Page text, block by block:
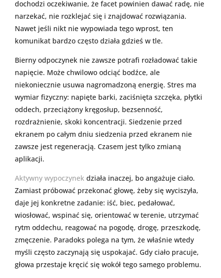
dochodzi oczekiwanie, że facet powinien dawać radę, nie
narzekać, nie rozklejać się i znajdować rozwiązania.
Nawet jeśli nikt nie wypowiada tego wprost, ten
komunikat bardzo często działa gdzieś w tle.
Bierny odpoczynek nie zawsze potrafi rozładować takie
napięcie. Może chwilowo odciąć bodźce, ale
niekoniecznie usuwa nagromadzoną energię. Stres ma
wymiar fizyczny: napięte barki, zaciśnięta szczęka, płytki
oddech, przeciążony kręgosłup, bezsenność,
rozdrażnienie, skoki koncentracji. Siedzenie przed
ekranem po całym dniu siedzenia przed ekranem nie
zawsze jest regeneracją. Czasem jest tylko zmianą
aplikacji.
Aktywny wypoczynek działa inaczej, bo angażuje ciało.
Zamiast próbować przekonać głowę, żeby się wyciszyła,
daje jej konkretne zadanie: iść, biec, pedałować,
wiosłować, wspinać się, orientować w terenie, utrzymać
rytm oddechu, reagować na pogodę, drogę, przeszkodę,
zmęczenie. Paradoks polega na tym, że właśnie wtedy
myśli często zaczynają się uspokajać. Gdy ciało pracuje,
głowa przestaje kręcić się wokół tego samego problemu.